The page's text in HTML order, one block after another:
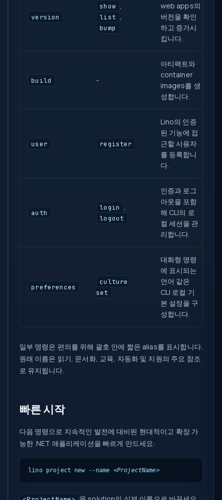
version
show
list
bump
web apps의
버전을 확인
하고 증가시
킵니다.
build -
아티팩트와
container
images를 생
성합니다.
user register
Lino의 인증
된 기능에 접
근할 사용자
를 등록합니
다.
auth
login
logout
인증과 로그
아웃을 포함
해 CLI의 로
컬 세션을 관
리합니다.
preferences
culture
set
대화형 명령
에 표시되는
언어 같은
CLI 로컬 기
본 설정을 구
성합니다.
일부 명령은 편의를 위해 괄호 안에 짧은 alias를 표시합니다.
원래 이름은 읽기, 문서화, 교육, 자동화 및 지원의 주요 참조
로 유지됩니다.
빠른 시작
다음 명령으로 지속적인 발전에 대비된 현대적이고 확장 가
능한 .NET 애플리케이션을 빠르게 만드세요:
lino project new --name <ProjectName>